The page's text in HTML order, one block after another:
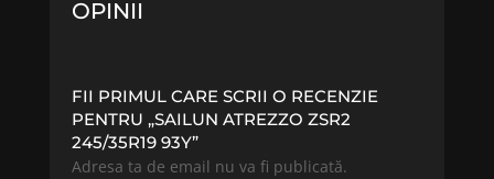
OPINII
FII PRIMUL CARE SCRII O RECENZIE
PENTRU „SAILUN ATREZZO ZSR2
245/35R19 93Y”
Adresa ta de email nu va fi publicată.